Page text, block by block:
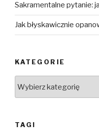
Sakramentalne pytanie:
Jak błyskawicznie
KATEGORIE
TAGI